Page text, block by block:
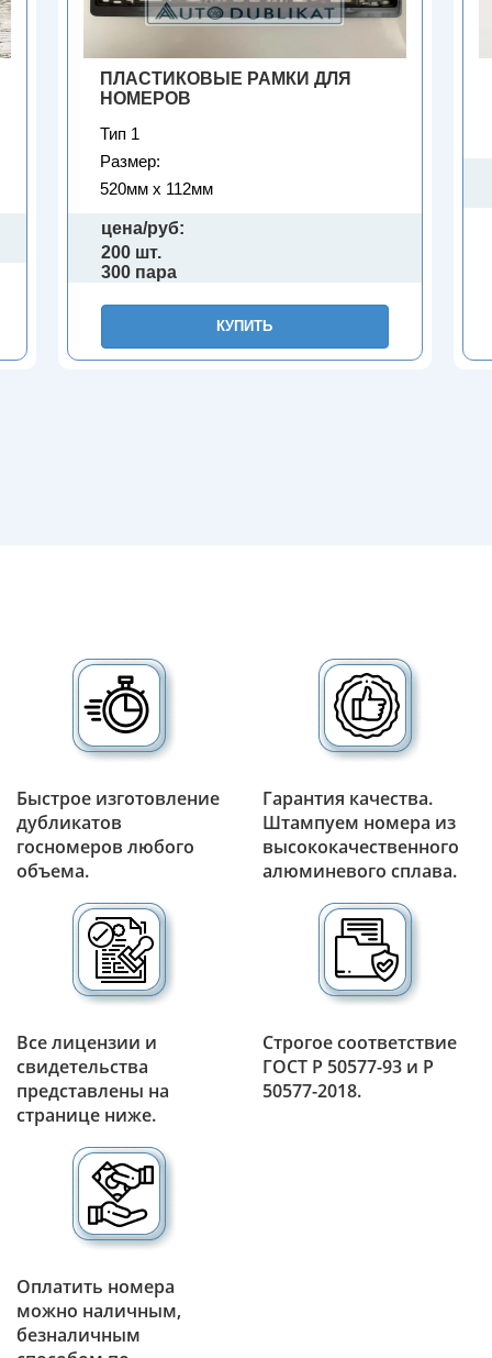
ПЛАСТИКОВЫЕ РАМКИ ДЛЯ
НОМЕРОВ
Тип 1
Размер:
520мм х 112мм
цена/руб:
200 шт.
300 пара
КУПИТЬ
Быстрое изготовление
дубликатов
госномеров любого
объема.
Гарантия качества.
Штампуем номера из
высококачественного
алюминевого сплава.
Все лицензии и
свидетельства
представлены на
странице ниже.
Строгое соответствие
ГОСТ Р 50577-93 и Р
50577-2018.
Оплатить номера
можно наличным,
безналичным